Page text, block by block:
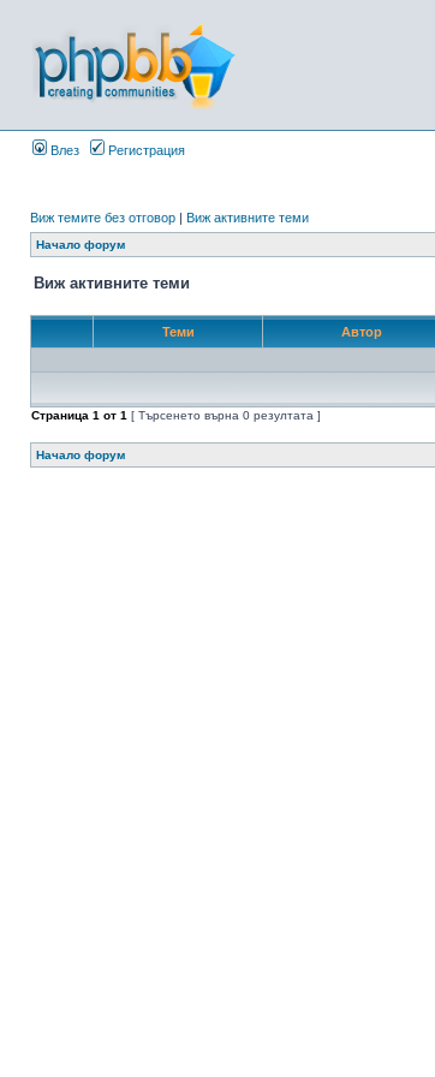
Влез Регистрация
Виж темите без отговор | Виж активните теми
Начало форум
Виж активните теми
Теми Автор
Страница 1 от 1 [ Търсенето върна 0 резултата ]
Начало форум